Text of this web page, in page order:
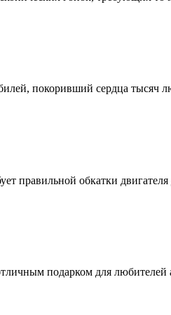
покоривший сердца тысяч
правильной обкатки
подарком для любителей